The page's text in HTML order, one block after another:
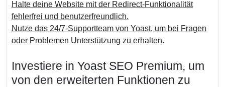
Halte deine Website mit der Redirect-Funktionalität
fehlerfrei und benutzerfreundlich.
Nutze das 24/7-Supportteam von Yoast, um bei Fragen
oder Problemen Unterstützung zu erhalten.
Investiere in Yoast SEO Premium, um
von den erweiterten Funktionen zu